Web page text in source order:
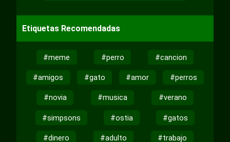
Etiquetas Recomendadas
#meme #perro #cancion
#amigos #gato #amor #perros
#novia #musica #verano
#simpsons #ostia #gatos
#dinero #adulto #trabajo